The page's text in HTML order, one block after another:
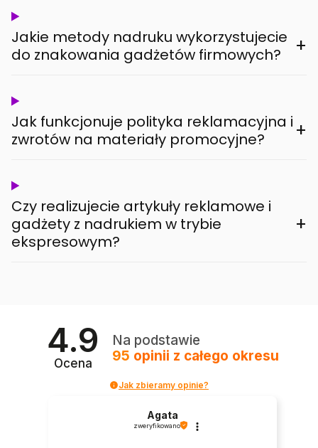
Jakie metody nadruku wykorzystujecie
do znakowania gadżetów firmowych?
+
Jak funkcjonuje polityka reklamacyjna i
zwrotów na materiały promocyjne?
+
Czy realizujecie artykuły reklamowe i
gadżety z nadrukiem w trybie
ekspresowym?
+
4.9
Ocena
Na podstawie
95 opinii z całego okresu
Jak zbieramy opinie?
Agata
zweryfikowano